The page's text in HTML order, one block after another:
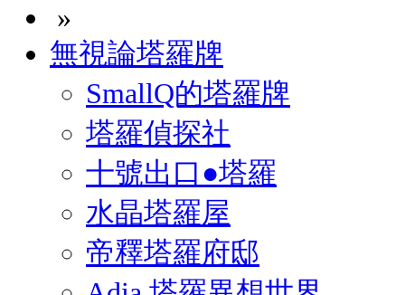
»
無視論塔羅牌
SmallQ的塔羅牌
塔羅偵探社
十號出口●塔羅
水晶塔羅屋
帝釋塔羅府邸